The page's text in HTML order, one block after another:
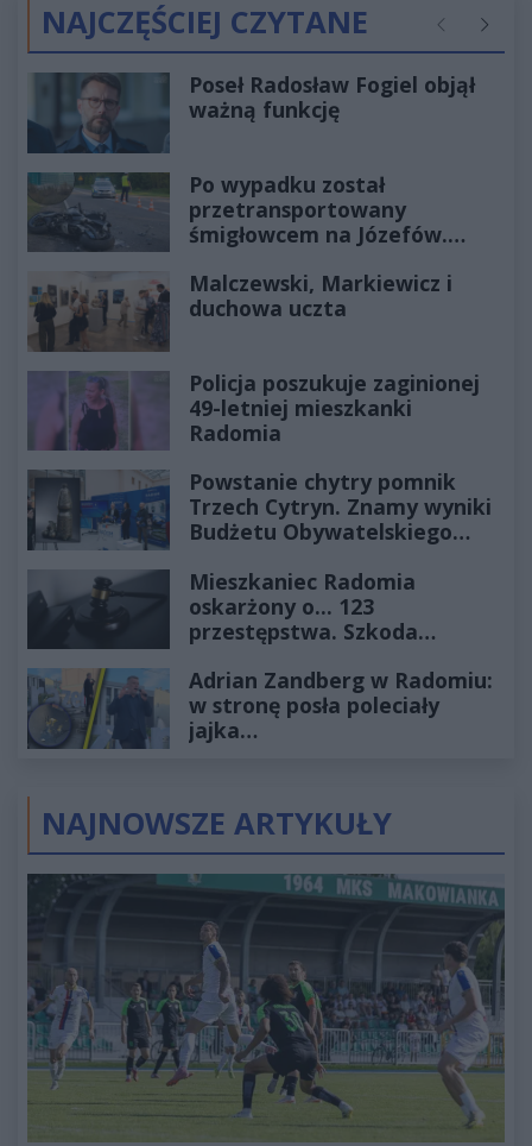
NAJCZĘŚCIEJ CZYTANE Poprzednie
Poseł Radosław Fogiel objął
ważną funkcję
Po wypadku został
przetransportowany
śmigłowcem na Józefów.
Malczewski, Markiewicz i
duchowa uczta
Policja poszukuje zaginionej
49-letniej mieszkanki
Radomia
Powstanie chytry pomnik
Trzech Cytryn. Znamy wyniki
Budżetu Obywatelskiego
Mieszkaniec Radomia
oskarżony o... 123
przestępstwa. Szkoda
złotych
Adrian Zandberg w Radomiu:
w stronę posła poleciały
jajka…
NAJNOWSZE ARTYKUŁY